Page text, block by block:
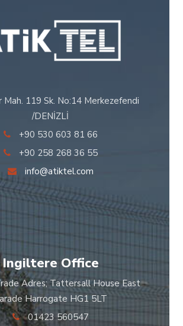
Mah. 119 Sk. No:14 Merkezefendi
/DENİZLİ
+90 530 603 81 66
+90 258 268 36 55
info@atiktel.com
Ingiltere Office
Adres; Tattersall House East
Harrogate HG1 5LT
01423 560547